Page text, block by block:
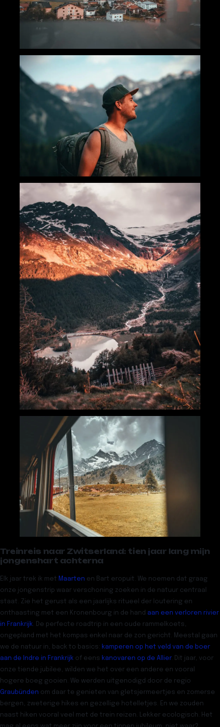
Treinreis naar Zwitserland: tien jaar lang mijn
jongenshart achterna
Elk jaar trek ik met Maarten en Bart eropuit. We noemen dat graag
onze jongenstrip waar verschoning zoeken in de natuur centraal
staat. Zie het gerust als een jaarlijks ritueel der loutering en
onthaasting met een Kronenbourg in de hand aan een verloren rivier
in Frankrijk. De perfecte roadtrip in een oude rammelkoets,
ongepland met het kompas enkel naar de zon gericht. Meestal gaan
we de natuur in, back to basics: kamperen op het veld van de boer
aan de Indre in Frankrijk of eens kanovaren op de Allier. Dit jaar, voor
onze tiende jubilee, wilden we het over een andere en vooral
hogere boeg gooien. We werden uitgenodigd door de regio
Graubünden om daar te genieten van gletsjermeertjes en zomerse
bergen, zweterige hikes en gezellige hotelletjes. En we zouden
naast hiken vooral veel met de trein reizen. Lekker ecologisch. Het